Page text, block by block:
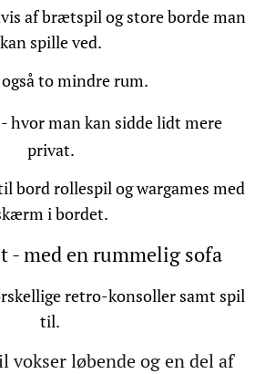
af brætspil og store borde man
kan spille ved.
to mindre rum.
- hvor man kan sidde lidt mere
privat.
bord rollespil og wargames med
i bordet.
- med en rummelig sofa
retro-konsoller samt spil
til.
vokser løbende og en del af